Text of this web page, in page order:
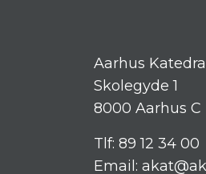
Aarhus
Skolegyde 1
8000 Aarhus C
Tlf: 89 12 34 00
Email: